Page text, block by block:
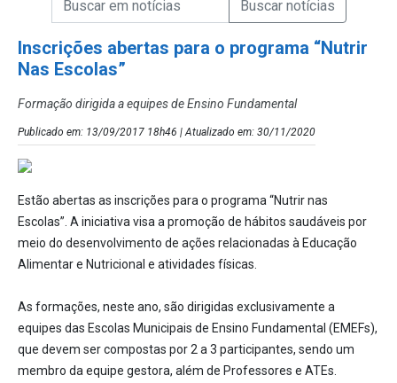
Inscrições abertas para o programa “Nutrir
Nas Escolas”
Formação dirigida a equipes de Ensino Fundamental
Publicado em: 13/09/2017 18h46 | Atualizado em: 30/11/2020
Estão abertas as inscrições para o programa “Nutrir nas
Escolas”. A iniciativa visa a promoção de hábitos saudáveis por
meio do desenvolvimento de ações relacionadas à Educação
Alimentar e Nutricional e atividades físicas.
As formações, neste ano, são dirigidas exclusivamente a
equipes das Escolas Municipais de Ensino Fundamental (EMEFs),
que devem ser compostas por 2 a 3 participantes, sendo um
membro da equipe gestora, além de Professores e ATEs.